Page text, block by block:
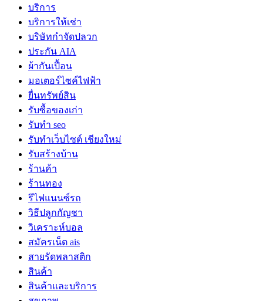
บริการ
บริการให้เช่า
บริษัทกำจัดปลวก
ประกัน AIA
ผ้ากันเปื้อน
มอเตอร์ไซค์ไฟฟ้า
ยื่นทรัพย์สิน
รับซื้อของเก่า
รับทำ seo
รับทำเว็บไซต์ เชียงใหม่
รับสร้างบ้าน
ร้านค้า
ร้านทอง
รีไฟแนนซ์รถ
วิธีปลูกกัญชา
วิเคราะห์บอล
สมัครเน็ต ais
สายรัดพลาสติก
สินค้า
สินค้าและบริการ